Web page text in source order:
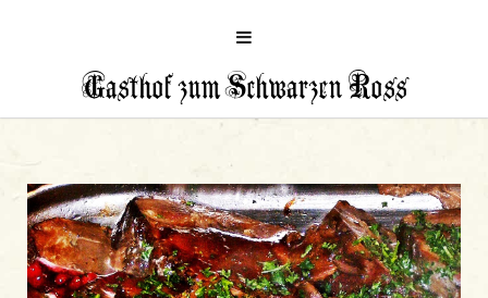
Gasthof zum Schwarzen Ross